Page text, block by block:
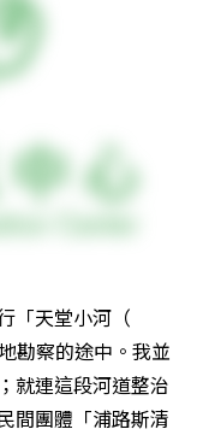
「天堂小河（
勘察的途中。我並
就連這段河道整治
間團體「浦路斯清